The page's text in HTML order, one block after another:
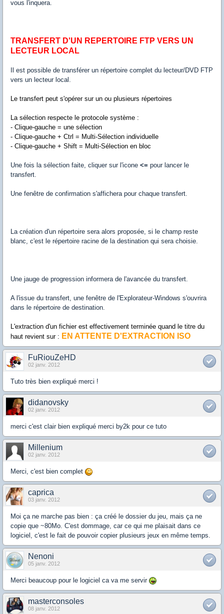
vous l'inquera.
TRANSFERT D'UN REPERTOIRE FTP VERS UN
LECTEUR LOCAL
Il est possible de transférer un répertoire complet du lecteur/DVD FTP
vers un lecteur local.
Le transfert peut s'opérer sur un ou plusieurs répertoires
La sélection respecte le protocole système :
- Clique-gauche = une sélection
- Clique-gauche + Ctrl = Multi-Sélection individuelle
- Clique-gauche + Shift = Multi-Sélection en bloc
Une fois la sélection faite, cliquer sur l'icone <= pour lancer le
transfert.
Une fenêtre de confirmation s'affichera pour chaque transfert.
La création d'un répertoire sera alors proposée, si le champ reste
blanc, c'est le répertoire racine de la destination qui sera choisie.
Une jauge de progression informera de l'avancée du transfert.
A l'issue du transfert, une fenêtre de l'Explorateur-Windows s'ouvrira
dans le répertoire de destination.
L'extraction d'un fichier est effectivement terminée quand le titre du
haut revient sur : EN ATTENTE D'EXTRACTION ISO
FuRiouZeHD
02 janv. 2012
Tuto très bien expliqué merci !
didanovsky
02 janv. 2012
merci c'est clair bien expliqué merci by2k pour ce tuto
Millenium
02 janv. 2012
Merci, c'est bien complet
caprica
03 janv. 2012
Moi ça ne marche pas bien : ça créé le dossier du jeu, mais ça ne
copie que ~80Mo. C'est dommage, car ce qui me plaisait dans ce
logiciel, c'est le fait de pouvoir copier plusieurs jeux en même temps.
Nenoni
05 janv. 2012
Merci beaucoup pour le logiciel ca va me servir
masterconsoles
08 janv. 2012